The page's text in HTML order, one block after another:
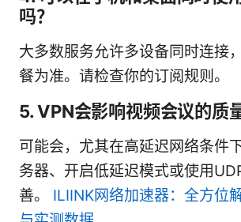
吗？
大多数服务允许多设备同时连接
餐为准。请检查你的订阅规则。
5. VPN会影响视频会议的质
可能会，尤其在高延迟网络条件
务器、开启低延迟模式或使用
善。 ILIINK网络加速器：全方位